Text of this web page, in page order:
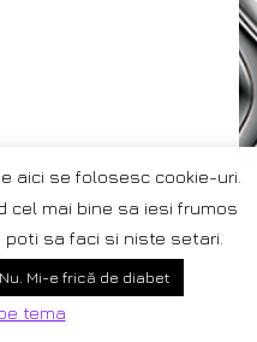
aici se folosesc cookie-uri.
cel mai bine sa iesi frumos
poti sa faci si niste setari.
Nu. Mi-e frică de diabet
tema